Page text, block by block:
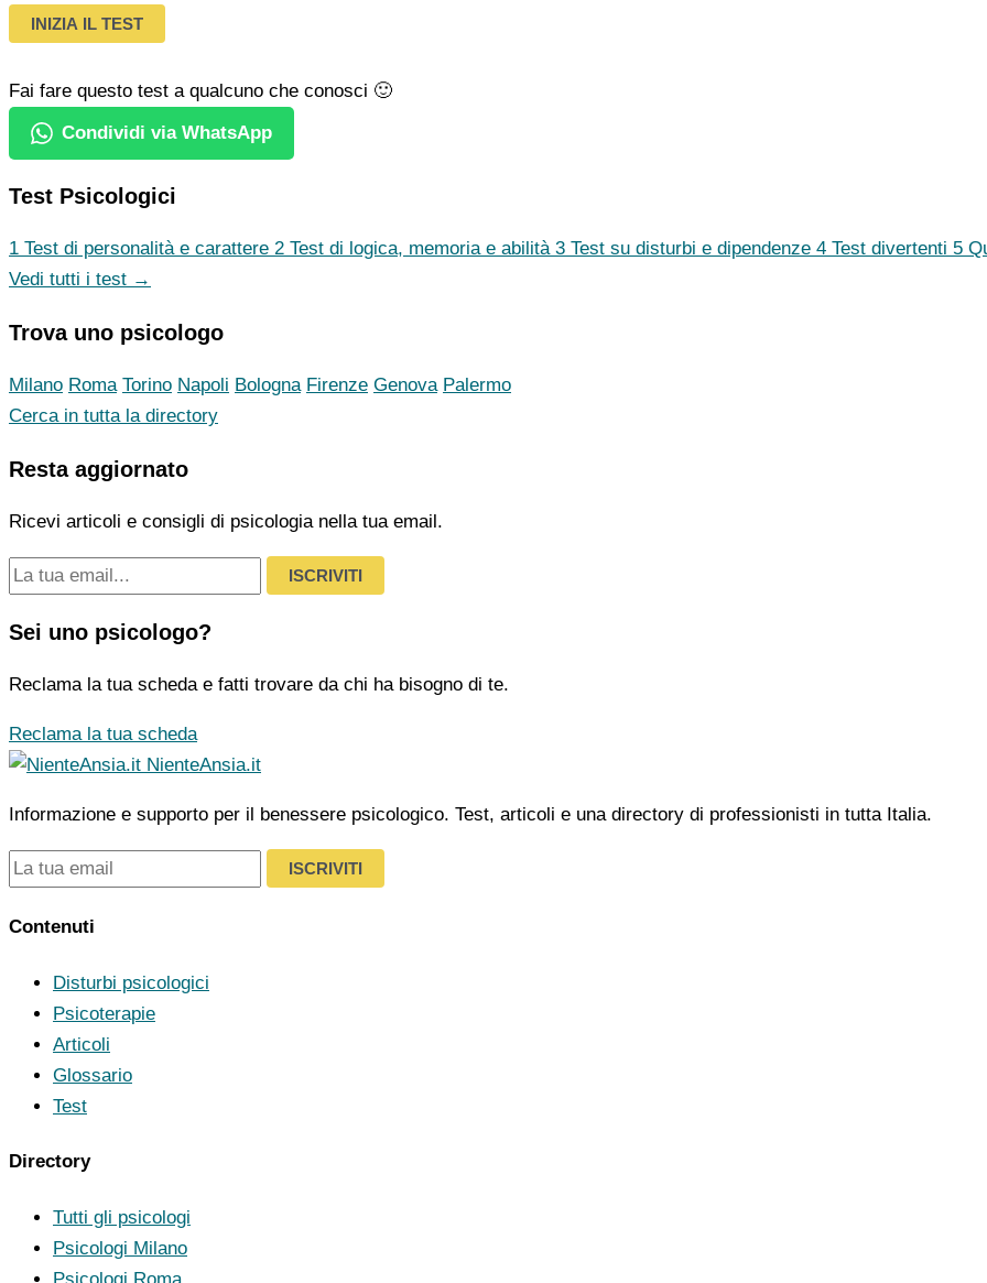
INIZIA IL TEST
Fai fare questo test a qualcuno che conosci 🙂
Condividi via WhatsApp
Test Psicologici
1 Test di personalità e carattere 2 Test di logica, memoria e abilità 3 Test su disturbi e dipendenze 4 Test divertenti 5
Vedi tutti i test →
Trova uno psicologo
Milano Roma Torino Napoli Bologna Firenze Genova Palermo
Cerca in tutta la directory
Resta aggiornato
Ricevi articoli e consigli di psicologia nella tua email.
ISCRIVITI
Sei uno psicologo?
Reclama la tua scheda e fatti trovare da chi ha bisogno di te.
Reclama la tua scheda
NienteAnsia.it
Informazione e supporto per il benessere psicologico. Test, articoli e una directory di professionisti in tutta Italia.
ISCRIVITI
Contenuti
Disturbi psicologici
Psicoterapie
Articoli
Glossario
Test
Directory
Tutti gli psicologi
Psicologi Milano